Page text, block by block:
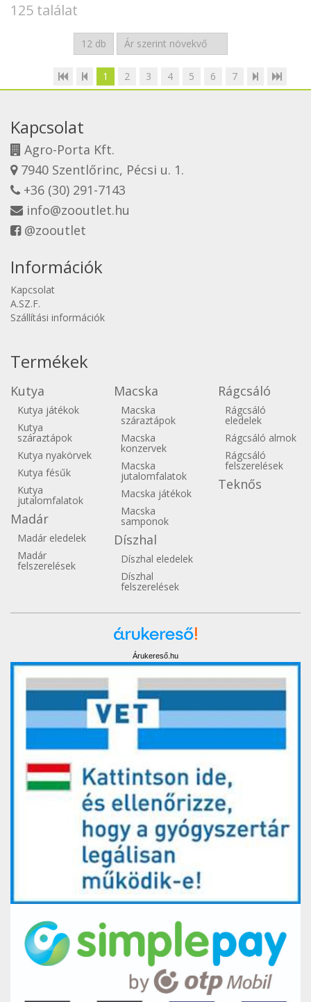
125 találat
1 2 3 4 5 6 7
Kapcsolat
Agro-Porta Kft.
7940 Szentlőrinc, Pécsi u. 1.
+36 (30) 291-7143
info@zooutlet.hu
@zooutlet
Információk
Kapcsolat
A.SZ.F.
Szállítási információk
Termékek
Kutya
Kutya játékok
Kutya
száraztápok
Kutya nyakörvek
Kutya fésűk
Kutya
jutalomfalatok
Madár
Madár eledelek
Madár
felszerelések
Macska
Macska
száraztápok
Macska
konzervek
Macska
jutalomfalatok
Macska játékok
Macska
samponok
Díszhal
Díszhal eledelek
Díszhal
felszerelések
Rágcsáló
Rágcsáló
eledelek
Rágcsáló almok
Rágcsáló
felszerelések
Teknős
Árukereső.hu